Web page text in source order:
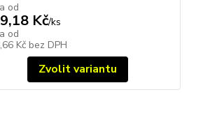
od
Kč/ks
od
Kč bez DPH
Zvolit variantu